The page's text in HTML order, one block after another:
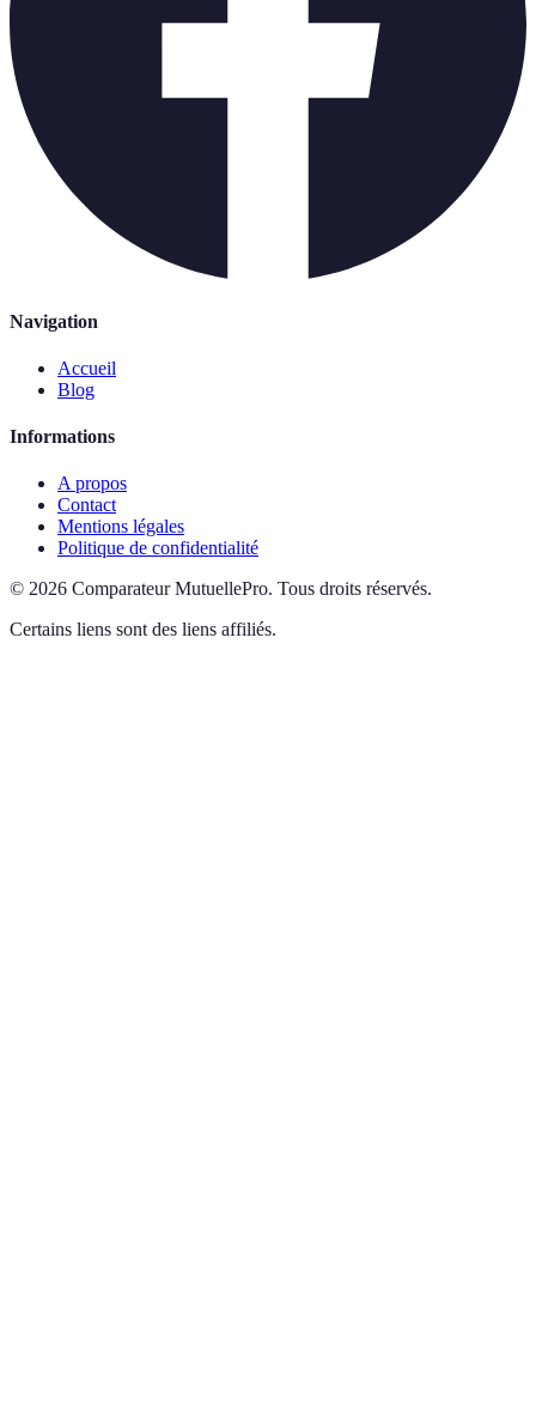
Navigation
Accueil
Blog
Informations
A propos
Contact
Mentions légales
Politique de confidentialité
© 2026 Comparateur MutuellePro. Tous droits réservés.
Certains liens sont des liens affiliés.